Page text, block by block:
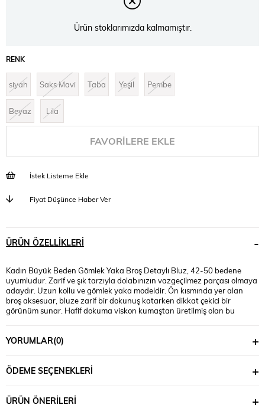
Ürün stoklarımızda kalmamıştır.
RENK
siyah Saks Mavi Taba Yeşil Pembe
Beyaz Lila
FAVORILERE EKLE
İstek Listeme Ekle
Fiyat Düşünce Haber Ver
ÜRÜN ÖZELLIKLERI
Kadın Büyük Beden Gömlek Yaka Broş Detaylı Bluz, 42-50 bedene
uyumludur. Zarif ve şık tarzıyla dolabınızın vazgeçilmez parçası olmaya
adaydır. Uzun kollu ve gömlek yaka modeldir. Ön kısmında yer alan
broş aksesuar, bluze zarif bir dokunuş katarken dikkat çekici bir
görünüm sunar. Hafif dokuma viskon kumaştan üretilmiş olan bu
+/- 2cm fark olmaktadır.) Model Ölçüleri Boy: 1,72 Kilo: 90 Göğüs: 104
YORUMLAR(0)
ÖDEME SEÇENEKLERI
ÜRÜN ÖNERILERI